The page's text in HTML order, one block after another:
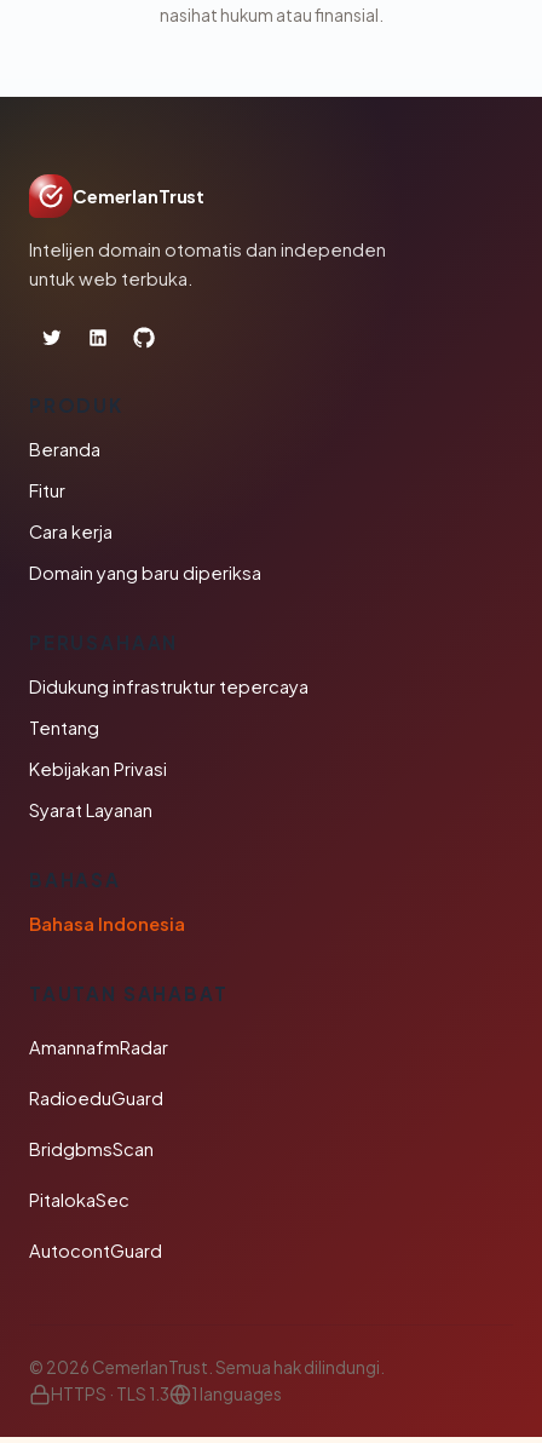
nasihat hukum atau finansial.
CemerlanTrust
Intelijen domain otomatis dan independen
untuk web terbuka.
PRODUK
Beranda
Fitur
Cara kerja
Domain yang baru diperiksa
PERUSAHAAN
Didukung infrastruktur tepercaya
Tentang
Kebijakan Privasi
Syarat Layanan
BAHASA
Bahasa Indonesia
TAUTAN SAHABAT
AmannafmRadar
RadioeduGuard
BridgbmsScan
PitalokaSec
AutocontGuard
© 2026 CemerlanTrust. Semua hak dilindungi.
HTTPS · TLS 1.3
1 languages